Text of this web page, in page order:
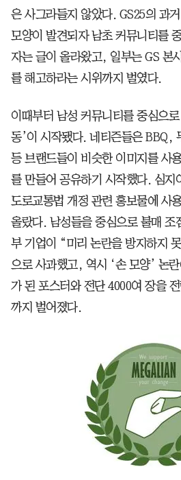
은 사그라들지 않았다. GS25의 과
모양이 발견되자 남초 커뮤니티를
자는 글이 올라왔고, 일부는 GS 본
를 해고하라는 시위까지 벌였다.
이때부터 남성 커뮤니티를 중심으
동’이 시작됐다. 네티즌들은 BBQ,
등 브랜드들이 비슷한 이미지를 사
를 만들어 공유하기 시작했다. 심지
도로교통법 개정 관련 홍보물에 사
올랐다. 남성들을 중심으로 불매 조
부 기업이 “미리 논란을 방지하지
으로 사과했고, 역시 ‘손 모양’ 논
가 된 포스터와 전단 4000여 장을
까지 벌어졌다.